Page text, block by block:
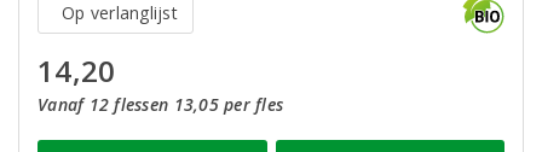
Op verlanglijst
14,20
Vanaf 12 flessen 13,05 per fles